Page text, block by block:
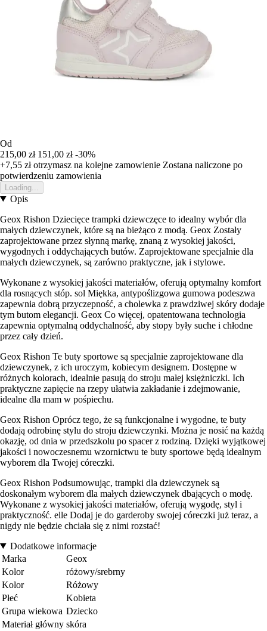
Od
215,00 zł 151,00 zł -30%
+7,55 złotrzymasz na kolejne zamowienie Zostana naliczone po
potwierdzeniu zamowienia
Loading...
Opis
Geox Rishon Dziecięce trampki dziewczęce to idealny wybór dla
małych dziewczynek, które są na bieżąco z modą. Geox Zostały
zaprojektowane przez słynną markę, znaną z wysokiej jakości,
wygodnych i oddychających butów. Zaprojektowane specjalnie dla
małych dziewczynek, są zarówno praktyczne, jak i stylowe.
Wykonane z wysokiej jakości materiałów, oferują optymalny komfort
dla rosnących stóp. sol Miękka, antypoślizgowa gumowa podeszwa
zapewnia dobrą przyczepność, a cholewka z prawdziwej skóry dodaje
tym butom elegancji. Geox Co więcej, opatentowana technologia
zapewnia optymalną oddychalność, aby stopy były suche i chłodne
przez cały dzień.
Geox Rishon Te buty sportowe są specjalnie zaprojektowane dla
dziewczynek, z ich uroczym, kobiecym designem. Dostępne w
różnych kolorach, idealnie pasują do stroju małej księżniczki. Ich
praktyczne zapięcie na rzepy ułatwia zakładanie i zdejmowanie,
idealne dla mam w pośpiechu.
Geox Rishon Oprócz tego, że są funkcjonalne i wygodne, te buty
dodają odrobinę stylu do stroju dziewczynki. Można je nosić na każdą
okazję, od dnia w przedszkolu po spacer z rodziną. Dzięki wyjątkowej
jakości i nowoczesnemu wzornictwu te buty sportowe będą idealnym
wyborem dla Twojej córeczki.
Geox Rishon Podsumowując, trampki dla dziewczynek są
doskonałym wyborem dla małych dziewczynek dbających o modę.
Wykonane z wysokiej jakości materiałów, oferują wygodę, styl i
praktyczność. elle Dodaj je do garderoby swojej córeczki już teraz, a
nigdy nie będzie chciała się z nimi rozstać!
Dodatkowe informacje
Marka
Geox
Kolor
różowy/srebrny
Kolor
Różowy
Płeć
Kobieta
Grupa wiekowa Dziecko
Materiał główny skóra